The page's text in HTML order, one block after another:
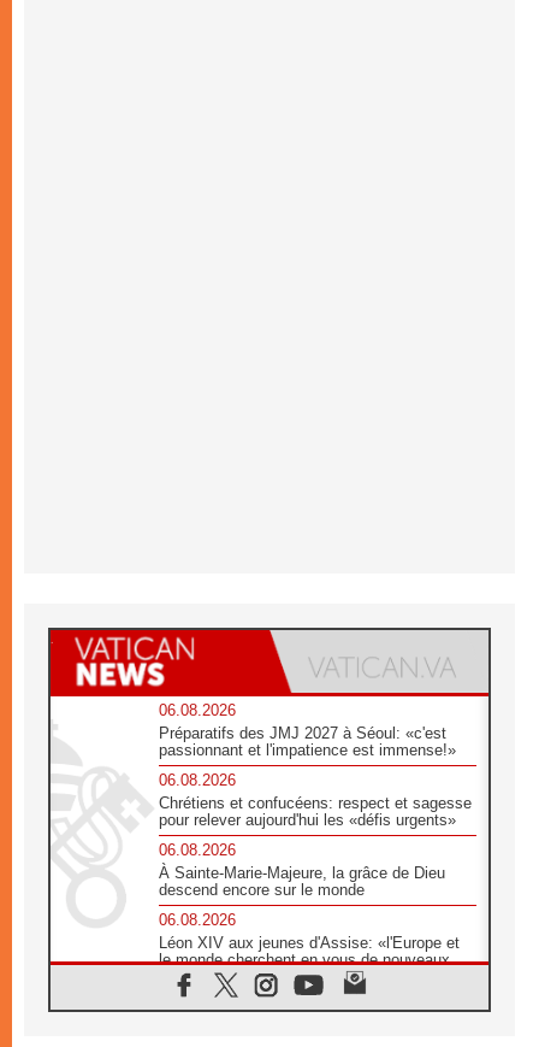
06.08.2026
Préparatifs des JMJ 2027 à Séoul: «c'est
passionnant et l'impatience est immense!»
06.08.2026
Chrétiens et confucéens: respect et sagesse
pour relever aujourd'hui les «défis urgents»
06.08.2026
À Sainte-Marie-Majeure, la grâce de Dieu
descend encore sur le monde
06.08.2026
Léon XIV aux jeunes d'Assise: «l'Europe et
le monde cherchent en vous de nouveaux
saints»
06.08.2026